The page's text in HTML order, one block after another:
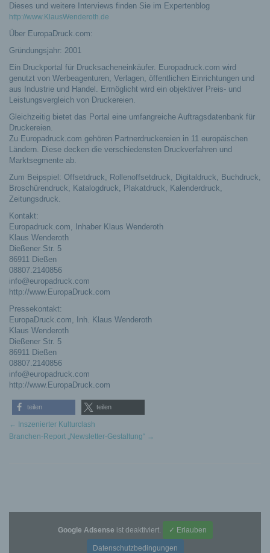
Dieses und weitere Interviews finden Sie im Expertenblog
http://www.KlausWenderoth.de
Über EuropaDruck.com:
Gründungsjahr: 2001
Ein Druckportal für Drucksacheneinkäufer. Europadruck.com wird
genutzt von Werbeagenturen, Verlagen, öffentlichen Einrichtungen und
aus Industrie und Handel. Ermöglicht wird ein objektiver Preis- und
Leistungsvergleich von Druckereien.
Gleichzeitig bietet das Portal eine umfangreiche Auftragsdatenbank für
Druckereien.
Zu Europadruck.com gehören Partnerdruckereien in 11 europäischen
Ländern. Diese decken die verschiedensten Druckverfahren und
Marktsegmente ab.
Zum Beipspiel: Offsetdruck, Rollenoffsetdruck, Digitaldruck, Buchdruck,
Broschürendruck, Katalogdruck, Plakatdruck, Kalenderdruck,
Zeitungsdruck.
Kontakt:
Europadruck.com, Inhaber Klaus Wenderoth
Klaus Wenderoth
Dießener Str. 5
86911 Dießen
08807.2140856
info@europadruck.com
http://www.EuropaDruck.com
Pressekontakt:
EuropaDruck.com, Inh. Klaus Wenderoth
Klaus Wenderoth
Dießener Str. 5
86911 Dießen
08807.2140856
info@europadruck.com
http://www.EuropaDruck.com
teilen teilen
←
Inszenierter Kulturclash
Branchen-Report „Newsletter-Gestaltung“ →
Google Adsense ist deaktiviert. ✓ Erlauben
Datenschutzbedingungen